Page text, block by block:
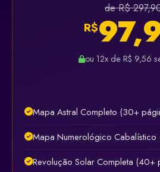
de R$
R$
ou 12x de R$ 9,56
Mapa Astral Completo (30+
Mapa Numerológico Cabalístico
Revolução Solar Completa (40+